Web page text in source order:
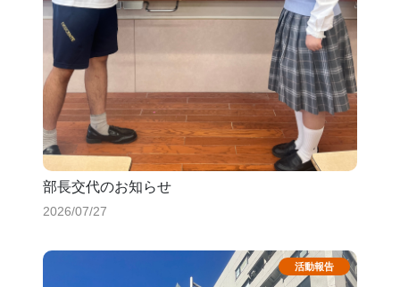
部長交代のお知らせ
2026/07/27